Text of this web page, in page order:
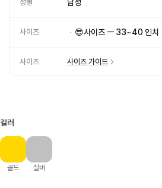
성별 남성
사이즈 ᆞ😎사이즈 ㅡ 33~40 인치
사이즈 사이즈 가이드
컬러
골드 실버